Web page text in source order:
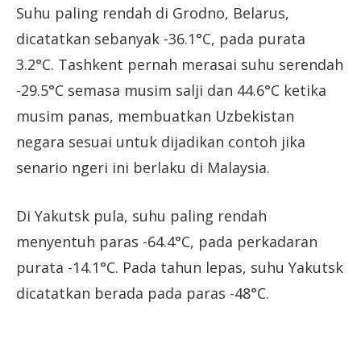
Suhu paling rendah di Grodno, Belarus,
dicatatkan sebanyak -36.1°C, pada purata
3.2°C. Tashkent pernah merasai suhu serendah
-29.5°C semasa musim salji dan 44.6°C ketika
musim panas, membuatkan Uzbekistan
negara sesuai untuk dijadikan contoh jika
senario ngeri ini berlaku di Malaysia.
Di Yakutsk pula, suhu paling rendah
menyentuh paras -64.4°C, pada perkadaran
purata -14.1°C. Pada tahun lepas, suhu Yakutsk
dicatatkan berada pada paras -48°C.